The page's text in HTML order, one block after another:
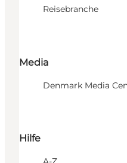
Reisebranche
Media
Denmark Media
Hilfe